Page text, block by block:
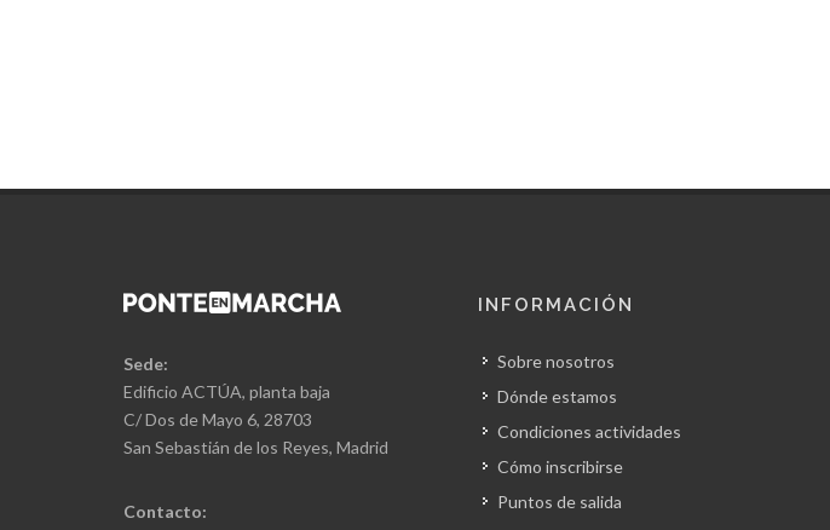
Sede:
Edificio ACTÚA, planta baja
C/ Dos de Mayo 6, 28703
San Sebastián de los Reyes, Madrid
Contacto:
INFORMACIÓN
Sobre nosotros
Dónde estamos
Condiciones actividades
Cómo inscribirse
Puntos de salida